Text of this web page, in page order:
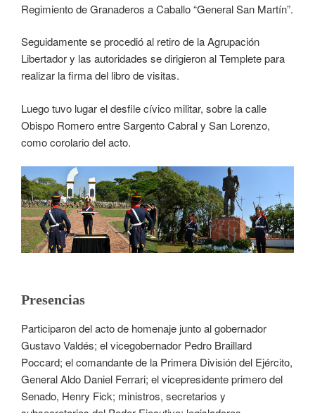
Regimiento de Granaderos a Caballo “General San Martín”.
Seguidamente se procedió al retiro de la Agrupación
Libertador y las autoridades se dirigieron al Templete para
realizar la firma del libro de visitas.
Luego tuvo lugar el desfile cívico militar, sobre la calle
Obispo Romero entre Sargento Cabral y San Lorenzo,
como corolario del acto.
Presencias
Participaron del acto de homenaje junto al gobernador
Gustavo Valdés; el vicegobernador Pedro Braillard
Poccard; el comandante de la Primera División del Ejército,
General Aldo Daniel Ferrari; el vicepresidente primero del
Senado, Henry Fick; ministros, secretarios y